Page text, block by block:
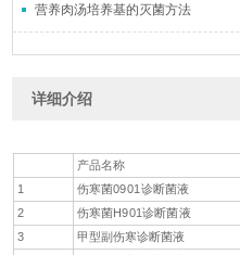
营养肉汤培养基的灭菌方法
详细介绍
产品名称
1 伤寒菌0901诊断菌液
2
伤寒菌H901诊断菌液
3 甲型副伤寒诊断菌液